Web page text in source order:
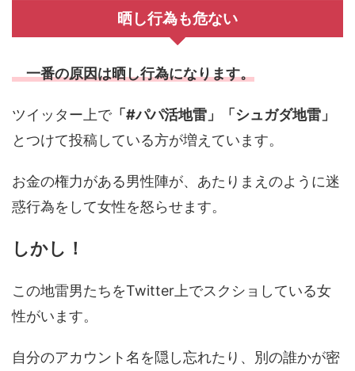
晒し行為も危ない
一番の原因は晒し行為になります。
ツイッター上で「#パパ活地雷」「シュガダ地雷」
とつけて投稿している方が増えています。
お金の権力がある男性陣が、あたりまえのように迷
惑行為をして女性を怒らせます。
しかし！
この地雷男たちをTwitter上でスクショしている女
性がいます。
自分のアカウント名を隠し忘れたり、別の誰かが密